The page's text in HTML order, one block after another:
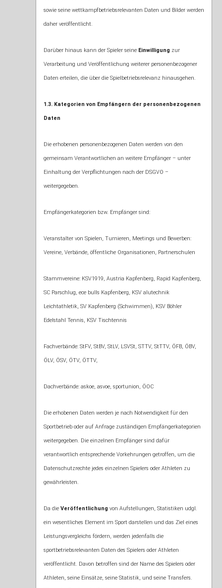
sowie seine wettkampfbetriebsrelevanten Daten und Bilder werden
daher veröffentlicht.
Darüber hinaus kann der Spieler seine Einwilligung zur
Verarbeitung und Veröffentlichung weiterer personenbezogener
Daten erteilen, die über die Spielbetriebsrelevanz hinausgehen.
1.3. Kategorien von Empfängern der personenbezogenen
Daten
Die erhobenen personenbezogenen Daten werden von den
gemeinsam Verantwortlichen an weitere Empfänger – unter
Einhaltung der Verpflichtungen nach der DSGVO –
weitergegeben.
Empfängerkategorien bzw. Empfänger sind:
Veranstalter von Spielen, Turnieren, Meetings und Bewerben:
Vereine, Verbände, öffentliche Organisationen, Partnerschulen
Stammvereine: KSV1919, Austria Kapfenberg, Rapid Kapfenberg,
SC Parschlug, ece bulls Kapfenberg, KSV alutechnik
Leichtathletik, SV Kapfenberg (Schwimmen), KSV Böhler
Edelstahl Tennis, KSV Tischtennis
Fachverbände: StFV, StBV, StLV, LSVSt, STTV, StTTV, ÖFB, ÖBV,
ÖLV, ÖSV, ÖTV, ÖTTV,
Dachverbände: askoe, asvoe, sportunion, ÖOC
Die erhobenen Daten werden je nach Notwendigkeit für den
Sportbetrieb oder auf Anfrage zuständigen Empfängerkategorien
weitergegeben. Die einzelnen Empfänger sind dafür
verantwortlich entsprechende Vorkehrungen getroffen, um die
Datenschutzrechte jedes einzelnen Spielers oder Athleten zu
gewährleisten.
Da die Veröffentlichung von Aufstellungen, Statistiken udgl.
ein wesentliches Element im Sport darstellen und das Ziel eines
Leistungsvergleichs fördern, werden jedenfalls die
sportbetriebsrelevanten Daten des Spielers oder Athleten
veröffentlicht. Davon betroffen sind der Name des Spielers oder
Athleten, seine Einsätze, seine Statistik, und seine Transfers.